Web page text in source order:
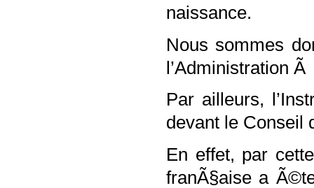
naissance.
Nous sommes
l’Administration
Par ailleurs,
devant le Conseil
En effet, par
franÃ§aise a